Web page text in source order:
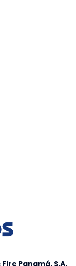
Fire Panamá. S.A.